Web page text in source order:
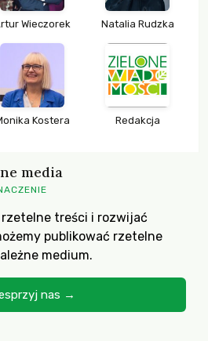
Wieczorek Natalia Rudzka
Kostera Redakcja
media
treści i rozwijać
publikować rzetelne
medium.
nas →